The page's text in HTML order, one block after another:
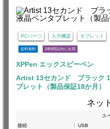
PCパーツ 入力機器 タブレット
送料無料 24時間以内に出荷
XPPen エックスピーペン
Artist 13セカンド ブラック
ブレット（製品保証18か月）
ネッ
ス
接続
:
USB